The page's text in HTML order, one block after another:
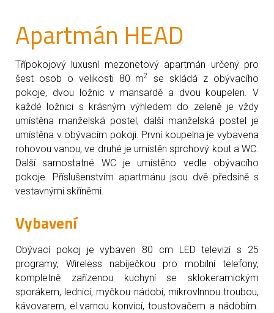
Apartmán HEAD
Třípokojový luxusní mezonetový apartmán určený pro
šest osob o velikosti 80 m2
se skládá z obývacího
pokoje, dvou ložnic v mansardě a dvou koupelen. V
každé ložnici s krásným výhledem do zeleně je vždy
umístěna manželská postel, další manželská postel je
umístěna v obývacím pokoji. První koupelna je vybavena
rohovou vanou, ve druhé je umístěn sprchový kout a WC.
Další samostatné WC je umístěno vedle obývacího
pokoje. Příslušenstvím apartmánu jsou dvě předsíně s
vestavnými skříněmi.
Vybavení
Obývací pokoj je vybaven 80 cm LED televizí s 25
programy, Wireless nabíječkou pro mobilní telefony,
kompletně zařízenou kuchyní se sklokeramickým
sporákem, lednicí, myčkou nádobi, mikrovlnnou troubou,
kávovarem, el.varnou konvicí, toustovačem a nádobím.